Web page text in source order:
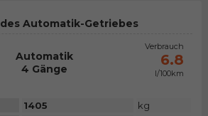
Automatik-Getriebes
Automatik
4 Gänge
Verbrauch
6.8
l/100km
1405
kg